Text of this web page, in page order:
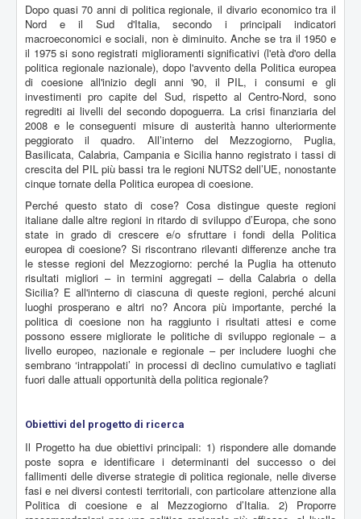
Dopo quasi 70 anni di politica regionale, il divario economico tra il
Nord e il Sud d'Italia, secondo i principali indicatori
macroeconomici e sociali, non è diminuito. Anche se tra il 1950 e
il 1975 si sono registrati miglioramenti significativi (l'età d'oro della
politica regionale nazionale), dopo l'avvento della Politica europea
di coesione all'inizio degli anni '90, il PIL, i consumi e gli
investimenti pro capite del Sud, rispetto al Centro-Nord, sono
regrediti ai livelli del secondo dopoguerra. La crisi finanziaria del
2008 e le conseguenti misure di austerità hanno ulteriormente
peggiorato il quadro. All’interno del Mezzogiorno, Puglia,
Basilicata, Calabria, Campania e Sicilia hanno registrato i tassi di
crescita del PIL più bassi tra le regioni NUTS2 dell’UE, nonostante
cinque tornate della Politica europea di coesione.
Perché questo stato di cose? Cosa distingue queste regioni
italiane dalle altre regioni in ritardo di sviluppo d’Europa, che sono
state in grado di crescere e/o sfruttare i fondi della Politica
europea di coesione? Si riscontrano rilevanti differenze anche tra
le stesse regioni del Mezzogiorno: perché la Puglia ha ottenuto
risultati migliori – in termini aggregati – della Calabria o della
Sicilia? E all'interno di ciascuna di queste regioni, perché alcuni
luoghi prosperano e altri no? Ancora più importante, perché la
politica di coesione non ha raggiunto i risultati attesi e come
possono essere migliorate le politiche di sviluppo regionale – a
livello europeo, nazionale e regionale – per includere luoghi che
sembrano ‘intrappolati’ in processi di declino cumulativo e tagliati
fuori dalle attuali opportunità della politica regionale?
Obiettivi del progetto di ricerca
Il Progetto ha due obiettivi principali: 1) rispondere alle domande
poste sopra e identificare i determinanti del successo o dei
fallimenti delle diverse strategie di politica regionale, nelle diverse
fasi e nei diversi contesti territoriali, con particolare attenzione alla
Politica di coesione e al Mezzogiorno d’Italia. 2) Proporre